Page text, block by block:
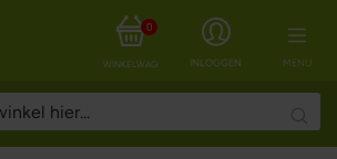
MENU
INLOGGEN
WINKELWAGEN
0